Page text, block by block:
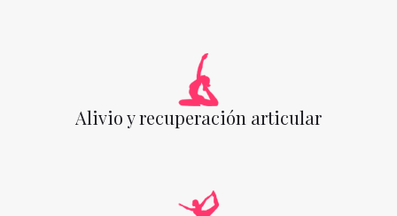
Alivio y recuperación articular